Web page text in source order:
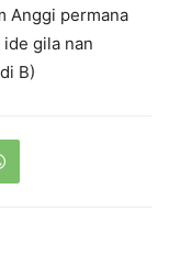
Anggi permana
gila nan
B)